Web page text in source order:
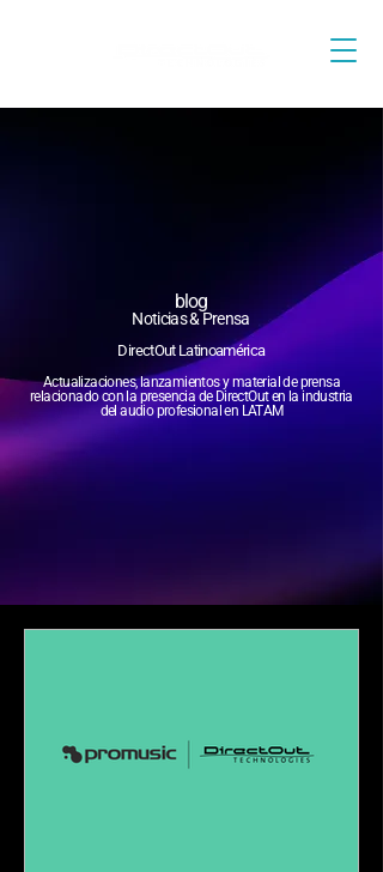
blog
Noticias & Prensa
DirectOut Latinoamérica
Actualizaciones, lanzamientos y material de prensa
relacionado con la presencia de DirectOut en la industria
del audio profesional en LATAM